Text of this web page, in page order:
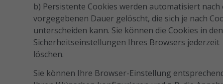
b) Persistente Cookies werden automatisiert nach
vorgegebenen Dauer gelöscht, die sich je nach
unterscheiden kann. Sie können die Cookies in den
Sicherheitseinstellungen Ihres Browsers jederzeit
löschen.
Sie können Ihre Browser-Einstellung